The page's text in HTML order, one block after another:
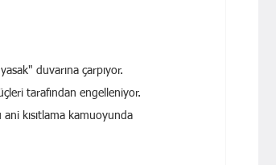
duvarına çarpıyor.
tarafından engelleniyor.
kısıtlama kamuoyunda